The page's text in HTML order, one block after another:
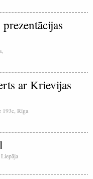
ar Krievijas
193c, Rīga